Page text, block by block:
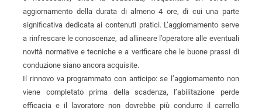
aggiornamento della durata di almeno 4 ore, di cui una parte
significativa dedicata ai contenuti pratici. L’aggiornamento serve
a rinfrescare le conoscenze, ad allineare l’operatore alle eventuali
novità normative e tecniche e a verificare che le buone prassi di
conduzione siano ancora acquisite.
Il rinnovo va programmato con anticipo: se l’aggiornamento non
viene completato prima della scadenza, l’abilitazione perde
efficacia e il lavoratore non dovrebbe più condurre il carrello